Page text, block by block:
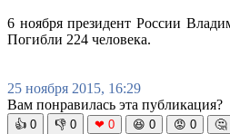
6 ноября президент России
Погибли 224 человека.
25 ноября 2015, 16:29
Вам понравилась эта публикация?
👍 0 👎 0 ❤ 0 😆 0 😡 0 🤔